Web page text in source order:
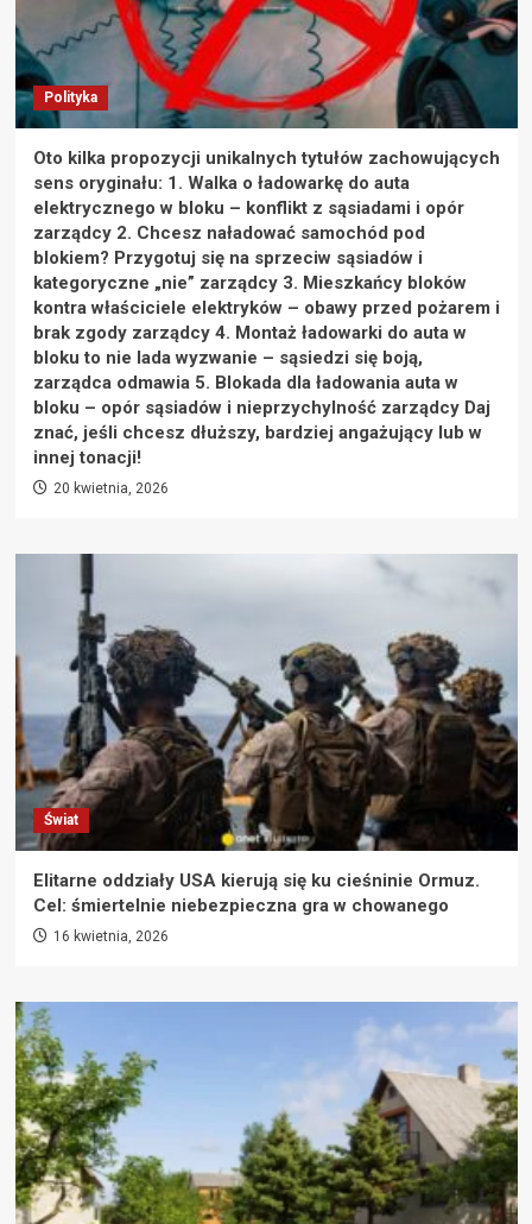
Polityka
Oto kilka propozycji unikalnych tytułów zachowujących
sens oryginału: 1. Walka o ładowarkę do auta
elektrycznego w bloku – konflikt z sąsiadami i opór
zarządcy 2. Chcesz naładować samochód pod
blokiem? Przygotuj się na sprzeciw sąsiadów i
kategoryczne „nie” zarządcy 3. Mieszkańcy bloków
kontra właściciele elektryków – obawy przed pożarem i
brak zgody zarządcy 4. Montaż ładowarki do auta w
bloku to nie lada wyzwanie – sąsiedzi się boją,
zarządca odmawia 5. Blokada dla ładowania auta w
bloku – opór sąsiadów i nieprzychylność zarządcy Daj
znać, jeśli chcesz dłuższy, bardziej angażujący lub w
innej tonacji!
20 kwietnia, 2026
Świat
Elitarne oddziały USA kierują się ku cieśninie Ormuz.
Cel: śmiertelnie niebezpieczna gra w chowanego
16 kwietnia, 2026